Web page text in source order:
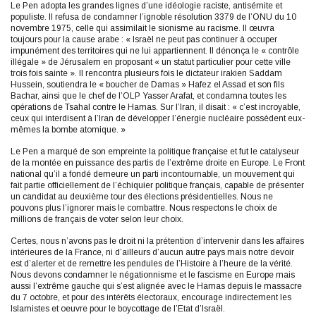
Le Pen adopta les grandes lignes d’une idéologie raciste, antisémite et
populiste. Il refusa de condamner l’ignoble résolution 3379 de l’ONU du 10
novembre 1975, celle qui assimilait le sionisme au racisme. Il œuvra
toujours pour la cause arabe : « Israël ne peut pas continuer à occuper
impunément des territoires qui ne lui appartiennent. Il dénonça le « contrôle
illégale » de Jérusalem en proposant « un statut particulier pour cette ville
trois fois sainte ». Il rencontra plusieurs fois le dictateur irakien Saddam
Hussein, soutiendra le « boucher de Damas » Hafez el Assad et son fils
Bachar, ainsi que le chef de l’OLP Yasser Arafat, et condamna toutes les
opérations de Tsahal contre le Hamas. Sur l’Iran, il disait : « c’est incroyable,
ceux qui interdisent à l’Iran de développer l’énergie nucléaire possèdent eux-
mêmes la bombe atomique. »
Le Pen a marqué de son empreinte la politique française et fut le catalyseur
de la montée en puissance des partis de l’extrême droite en Europe. Le Front
national qu’il a fondé demeure un parti incontournable, un mouvement qui
fait partie officiellement de l’échiquier politique français, capable de présenter
un candidat au deuxième tour des élections présidentielles. Nous ne
pouvons plus l’ignorer mais le combattre. Nous respectons le choix de
millions de français de voter selon leur choix.
Certes, nous n’avons pas le droit ni la prétention d’intervenir dans les affaires
intérieures de la France, ni d’ailleurs d’aucun autre pays mais notre devoir
est d’alerter et de remettre les pendules de l’Histoire à l’heure de la vérité.
Nous devons condamner le négationnisme et le fascisme en Europe mais
aussi l’extrême gauche qui s’est alignée avec le Hamas depuis le massacre
du 7 octobre, et pour des intérêts électoraux, encourage indirectement les
Islamistes et oeuvre pour le boycottage de l’Etat d’Israël.